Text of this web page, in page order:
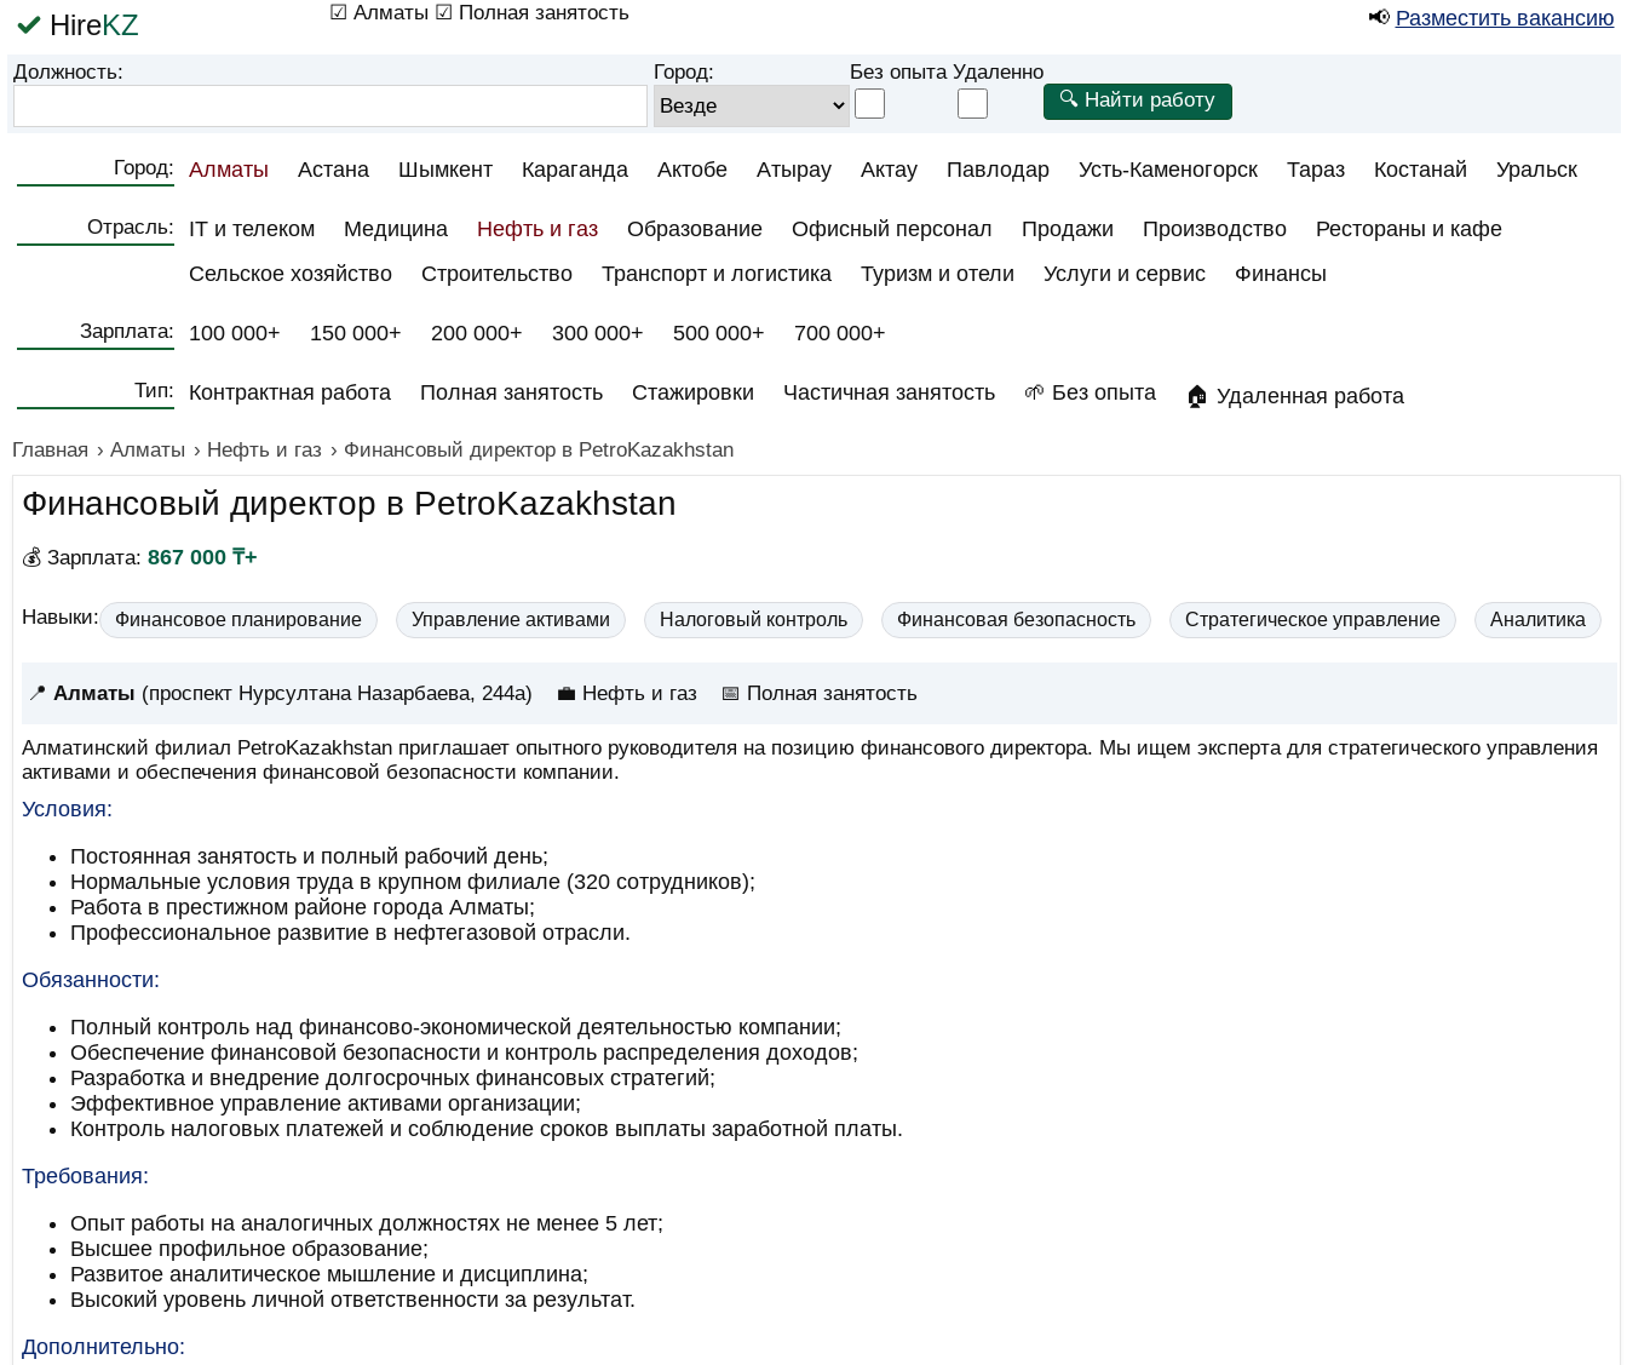
HireKZ ☑ Алматы ☑ Полная занятость 📢 Разместить вакансию
Должность: Город: Без опыта Удаленно
Город: Алматы Астана Шымкент Караганда Актобе Атырау Актау Павлодар Усть-Каменогорск Тараз Костанай Уральск
Отрасль: IT и телеком Медицина Нефть и газ Образование Офисный персонал Продажи Производство
Рестораны и кафе
Сельское хозяйство
Строительство Транспорт и логистика Туризм и отели Услуги и сервис Финансы
Зарплата: 100 000+ 150 000+ 200 000+ 300 000+ 500 000+ 700 000+
Тип: Контрактная работа Полная занятость Стажировки Частичная занятость 🌱 Без опыта 🏠 Удаленная работа
Главная › Алматы › Нефть и газ › Финансовый директор в PetroKazakhstan
Финансовый директор в PetroKazakhstan
💰 Зарплата: 867 000 ₸+
Навыки: Финансовое планирование Управление активами Налоговый контроль Финансовая безопасность Стратегическое управление Аналитика
📍 Алматы (проспект Нурсултана Назарбаева, 244а) 💼 Нефть и газ 📅 Полная занятость
Алматинский филиал PetroKazakhstan приглашает опытного руководителя на позицию финансового директора. Мы ищем эксперта для стратегического управления
активами и обеспечения финансовой безопасности компании.
Условия:
Постоянная занятость и полный рабочий день;
Нормальные условия труда в крупном филиале (320 сотрудников);
Работа в престижном районе города Алматы;
Профессиональное развитие в нефтегазовой отрасли.
Обязанности:
Полный контроль над финансово-экономической деятельностью компании;
Обеспечение финансовой безопасности и контроль распределения доходов;
Разработка и внедрение долгосрочных финансовых стратегий;
Эффективное управление активами организации;
Контроль налоговых платежей и соблюдение сроков выплаты заработной платы.
Требования:
Опыт работы на аналогичных должностях не менее 5 лет;
Высшее профильное образование;
Развитое аналитическое мышление и дисциплина;
Высокий уровень личной ответственности за результат.
Дополнительно: